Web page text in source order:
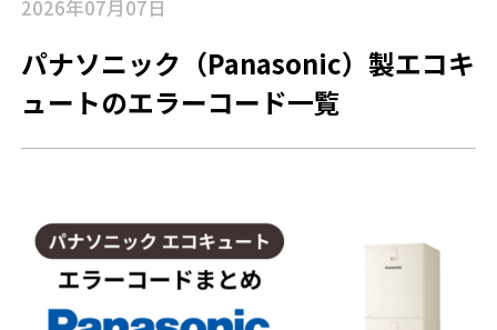
SNSアカウント
2026年07月07日
パナソニック（Panasonic）製エコキ
ュートのエラーコード一覧